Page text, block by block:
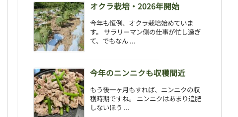
オクラ栽培・2026年開始
今年も恒例、オクラ栽培始めていま
す。 サラリーマン側の仕事が忙し過ぎ
て、でもなん ...
今年のニンニクも収穫間近
もう後一ヶ月もすれば、ニンニクの収
穫時期ですね。 ニンニクはあまり追肥
しないほう ...